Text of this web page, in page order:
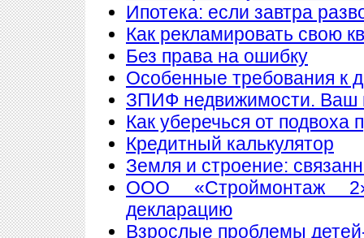
Ипотека: если завтра
Как рекламировать свою
Без права на ошибку
Особенные требования к
ЗПИФ недвижимости. Ваш
Как уберечься от подвоха
Кредитный калькулятор
Земля и строение:
ООО «Строймонтаж
декларацию
Взрослые проблемы